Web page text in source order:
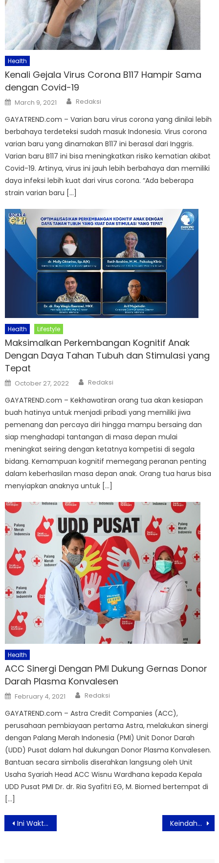
Health
Kenali Gejala Virus Corona B117 Hampir Sama
dengan Covid-19
Posted
on
March 9, 2021 Author
Redaksi
GAYATREND.com – Varian baru virus corona yang dinilai lebih
berbahaya terdeteksi sudah masuk Indonesia. Virus corona
varian baru yang dinamakan B117 ini berasal dari Inggris.
Varian baru B117 ini bisa meningkatkan risiko kematian akibat
Covid-19. Artinya, virus ini jauh lebih berbahaya dan memiliki
daya infeksi lebih kuat dari virus corona. “Ada beberapa
strain varian baru […]
Health Lifestyle
Maksimalkan Perkembangan Kognitif Anak
Dengan Daya Tahan Tubuh dan Stimulasi yang
Tepat
Posted
on
October 27, 2022 Author
Redaksi
GAYATREND.com – Kekhawatiran orang tua akan kesiapan
buah hatinya untuk menjadi pribadi yang memiliki jiwa
pemenang dan percaya diri hingga mampu bersaing dan
siap menghadapi tantangan di masa depan mulai
meningkat seiring dengan ketatnya kompetisi di segala
bidang. Kemampuan kognitif memegang peranan penting
dalam keberhasilan masa depan anak. Orang tua harus bisa
menyiapkan anaknya untuk […]
Health
ACC Sinergi Dengan PMI Dukung Gernas Donor
Darah Plasma Konvalesen
Posted
on
February 4, 2021 Author
Redaksi
GAYATREND.com – Astra Credit Companies (ACC),
perusahaan pembiayaan pertama Astra, melakukan sinergi
dengan Palang Merah Indonesia (PMI) Unit Donor Darah
(UDD) Pusat dalam hal dukungan Donor Plasma Konvalesen.
Bantuan secara simbolis diserahkan langsung oleh Unit
Usaha Syariah Head ACC Wisnu Wardhana kepada Kepala
UDD Pusat PMI Dr. dr. Ria Syafitri EG, M. Biomed bertempat di
[…]
Post
navigation
Ini Waktu yang Tepat Deteksi Dini Kanker Prostat Keindahan Pantai Pangumbahan di Sukabumi Jadi Daya Tarik Wisatawan